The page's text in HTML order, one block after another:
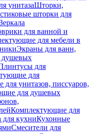
унитазаШторки,
шторки для
для ванной и
для мебели в
Экраны для ванн,
душевых
для
для
унитазов, писсуаров,
для душевых
Комплектующие для
для кухниКухонные
Смесители для